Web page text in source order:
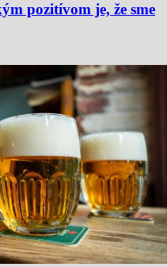
pozitívom je, že sme